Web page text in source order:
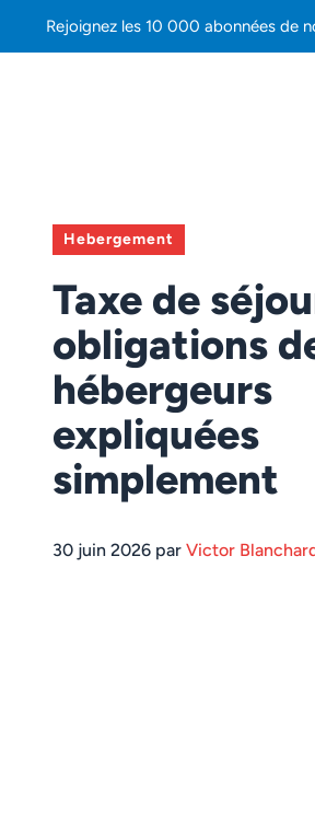
Rejoignez les 10 000 abonnées de
Hebergement
Taxe de
obligations
hébergeurs
expliquées
simplement
30 juin 2026 par Victor